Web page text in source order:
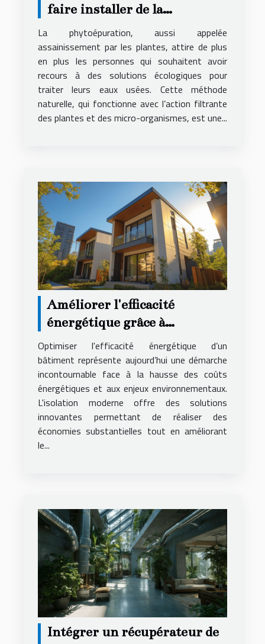
faire installer de la
phytoépuration chez soi ?
La phytoépuration, aussi appelée
assainissement par les plantes, attire de plus
en plus les personnes qui souhaitent avoir
recours à des solutions écologiques pour
traiter leurs eaux usées. Cette méthode
naturelle, qui fonctionne avec l’action filtrante
des plantes et des micro-organismes, est une...
Améliorer l'efficacité
énergétique grâce à
l'isolation moderne
Optimiser l'efficacité énergétique d’un
bâtiment représente aujourd’hui une démarche
incontournable face à la hausse des coûts
énergétiques et aux enjeux environnementaux.
L'isolation moderne offre des solutions
innovantes permettant de réaliser des
économies substantielles tout en améliorant
le...
Intégrer un récupérateur de